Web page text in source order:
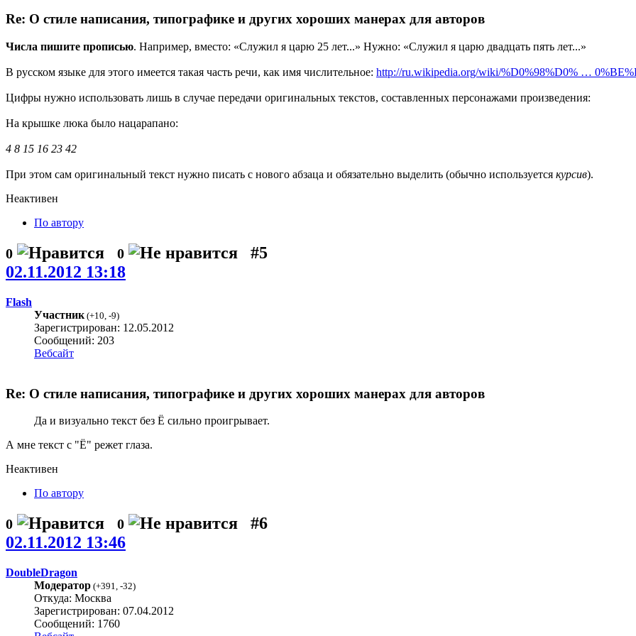
Re: О стиле написания, типографике и других хороших манерах для авторов
Числа пишите прописью. Например, вместо: «Служил я царю 25 лет...» Нужно: «Служил я царю двадцать пять лет...»
В русском языке для этого имеется такая часть речи, как имя числительное: http://ru.wikipedia.org/wiki/%D0%98%D0% …
Цифры нужно использовать лишь в случае передачи оригинальных текстов, составленных персонажами произведения:
На крышке люка было нацарапано:
4 8 15 16 23 42
При этом сам оригинальный текст нужно писать с нового абзаца и обязательно выделить (обычно используется курсив).
Неактивен
По автору
0 0
#5
02.11.2012 13:18
Flash
Участник (+10 -9)
Зарегистрирован: 12.05.2012
Сообщений: 203
Вебсайт
Re: О стиле написания, типографике и других хороших манерах для авторов
Да и визуально текст без Ё сильно проигрывает.
А мне текст с "Ё" режет глаза.
Неактивен
По автору
0 0
#6
02.11.2012 13:46
DoubleDragon
Модератор (+391, -32)
Откуда: Москва
Зарегистрирован: 07.04.2012
Сообщений: 1760